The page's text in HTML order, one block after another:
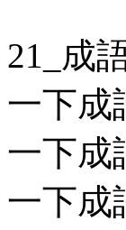
21_成
一下成
一下成
一下成